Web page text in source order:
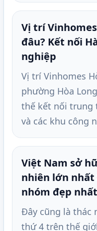
Vị trí
đâu? Kết nối
nghiệp
Vị trí Vinhomes
phường Hòa
thế kết nối trung
và các khu công
Việt Nam sở
nhiên lớn nhất
nhóm đẹp
Đây cũng là thác
thứ 4 trên thế